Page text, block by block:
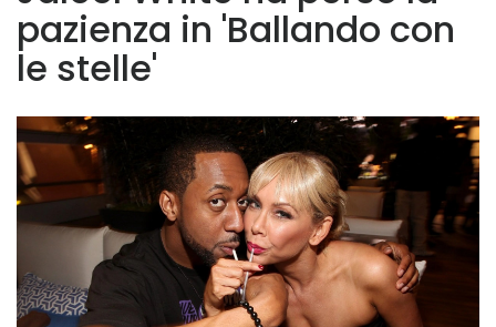
pazienza in 'Ballando con
le stelle'